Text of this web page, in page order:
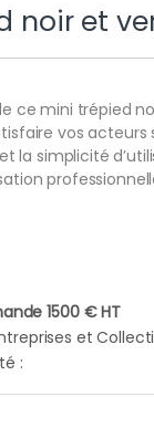
noir et
ce mini trépied
vos
la simplicité
1500 € HT
et
:
quantity